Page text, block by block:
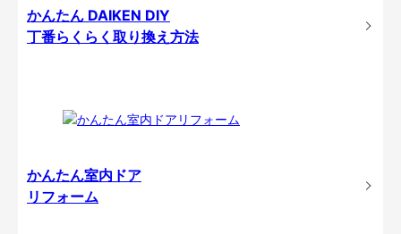
かんたん DAIKEN DIY
丁番らくらく取り換え方法
かんたん室内ドア
リフォーム